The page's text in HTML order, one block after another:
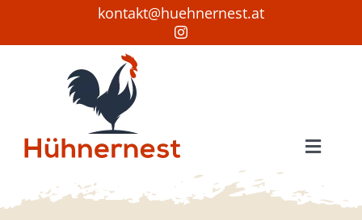
kontakt@huehnernest.at
Toggle
Startseite